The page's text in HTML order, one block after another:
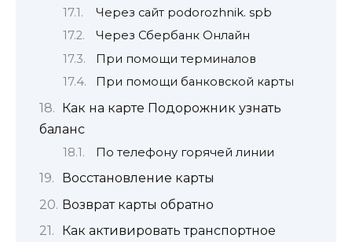
Через сайт podorozhnik. spb
Через Сбербанк Онлайн
При помощи терминалов
При помощи банковской карты
Как на карте Подорожник узнать
баланс
По телефону горячей линии
Восстановление карты
Возврат карты обратно
Как активировать транспортное